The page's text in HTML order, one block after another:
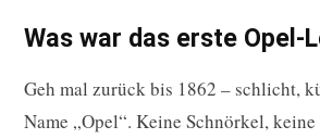
Was war das erste Opel-
Geh mal zurück bis 1862 – schlicht,
Name „Opel“. Keine Schnörkel, keine